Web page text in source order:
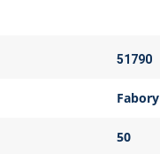
Fabory
50